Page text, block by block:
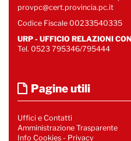
provpc@cert.provincia.pc.it
Codice Fiscale 00233540335
URP - UFFICIO RELAZIONI
Tel. 0523 795346/795444
Pagine utili
Uffici e Contatti
Amministrazione Trasparente
Info Cookies - Privacy